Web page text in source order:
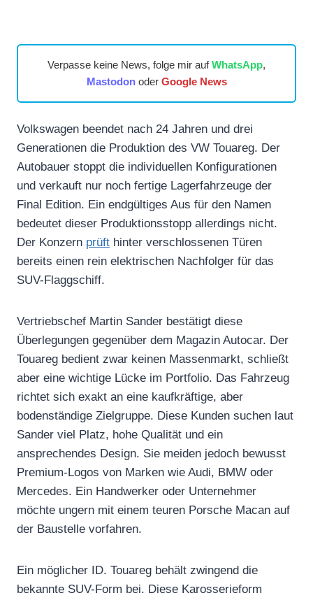
Verpasse keine News, folge mir aufWhatsApp,
Mastodonoder Google News
Volkswagen beendet nach 24 Jahren und drei
Generationen die Produktion des VW Touareg. Der
Autobauer stoppt die individuellen Konfigurationen
und verkauft nur noch fertige Lagerfahrzeuge der
Final Edition. Ein endgültiges Aus für den Namen
bedeutet dieser Produktionsstopp allerdings nicht.
Der Konzern prüft hinter verschlossenen Türen
bereits einen rein elektrischen Nachfolger für das
SUV-Flaggschiff.
Vertriebschef Martin Sander bestätigt diese
Überlegungen gegenüber dem Magazin Autocar. Der
Touareg bedient zwar keinen Massenmarkt, schließt
aber eine wichtige Lücke im Portfolio. Das Fahrzeug
richtet sich exakt an eine kaufkräftige, aber
bodenständige Zielgruppe. Diese Kunden suchen laut
Sander viel Platz, hohe Qualität und ein
ansprechendes Design. Sie meiden jedoch bewusst
Premium-Logos von Marken wie Audi, BMW oder
Mercedes. Ein Handwerker oder Unternehmer
möchte ungern mit einem teuren Porsche Macan auf
der Baustelle vorfahren.
Ein möglicher ID. Touareg behält zwingend die
bekannte SUV-Form bei. Diese Karosserieform